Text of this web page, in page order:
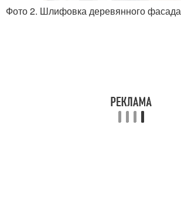
Фото 2. Шлифовка деревянного фасада